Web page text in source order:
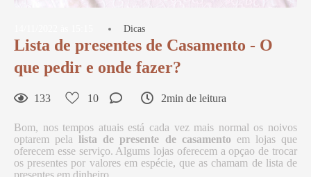
Dicas
Lista de presentes de Casamento - O
que pedir e onde fazer?
133 10 2min de leitura
Bom, nos tempos atuais está cada vez mais normal os noivos
optarem pelalista de presente de casamentoem lojas que
oferecem esse serviço. Algums lojas oferecem a opçao de trocar
os presentes por valores em espécie, que as chamam de lista de